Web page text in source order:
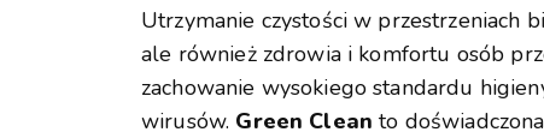
Utrzymanie czystości w przestrzeniach
ale również zdrowia i komfortu osób
zachowanie wysokiego standardu
wirusów. Green Clean to